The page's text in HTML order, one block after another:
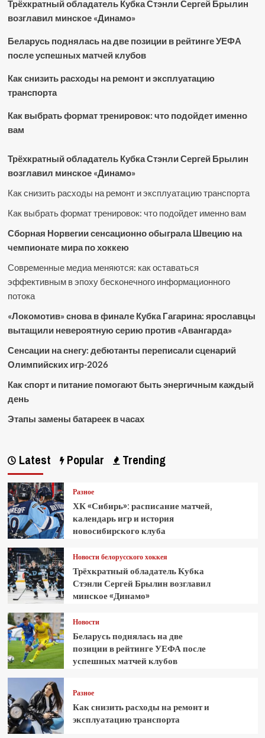
Трёхкратный обладатель Кубка Стэнли Сергей Брылин
возглавил минское «Динамо»
Беларусь поднялась на две позиции в рейтинге УЕФА
после успешных матчей клубов
Как снизить расходы на ремонт и эксплуатацию
транспорта
Как выбрать формат тренировок: что подойдет именно
вам
Трёхкратный обладатель Кубка Стэнли Сергей Брылин
возглавил минское «Динамо»
Как снизить расходы на ремонт и эксплуатацию транспорта
Как выбрать формат тренировок: что подойдет именно вам
Сборная Норвегии сенсационно обыграла Швецию на
чемпионате мира по хоккею
Современные медиа меняются: как оставаться
эффективным в эпоху бесконечного информационного
потока
«Локомотив» снова в финале Кубка Гагарина: ярославцы
вытащили невероятную серию против «Авангарда»
Сенсации на снегу: дебютанты переписали сценарий
Олимпийских игр-2026
Как спорт и питание помогают быть энергичным каждый
день
Этапы замены батареек в часах
Latest Popular Trending
Разное
ХК «Сибирь»: расписание матчей,
календарь игр и история
новосибирского клуба
Новости белорусского хоккея
Трёхкратный обладатель Кубка
Стэнли Сергей Брылин возглавил
минское «Динамо»
Новости
Беларусь поднялась на две
позиции в рейтинге УЕФА после
успешных матчей клубов
Разное
Как снизить расходы на ремонт и
эксплуатацию транспорта